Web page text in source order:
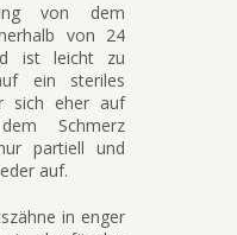
von dem
von 24
ist leicht zu
ein steriles
sich eher auf
Schmerz
partiell und
auf.
in enger